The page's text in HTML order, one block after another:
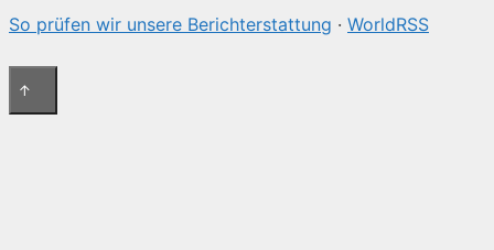
So prüfen wir unsere Berichterstattung · WorldRSS
↑